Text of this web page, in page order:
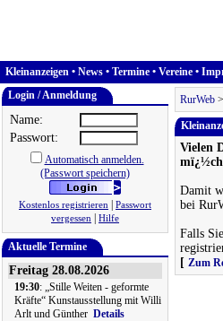
Kleinanzeigen • News • Termine • Vereine •
Login / Anmeldung
Name:
Passwort:
Automatisch anmelden.
(Passwort speichern)
Kostenlos registrieren
Passwort
vergessen
Hilfe
Aktuelle Termine
Freitag 28.08.2026
19:30: „Stille Weiten - geformte
Kräfte“ Kunstausstellung mit Willi
Arlt und Günther Details
RurWeb >
Vielen
Damit
bei
Falls
[ Zum